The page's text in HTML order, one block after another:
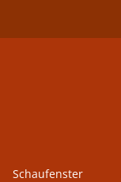
Schaufenster